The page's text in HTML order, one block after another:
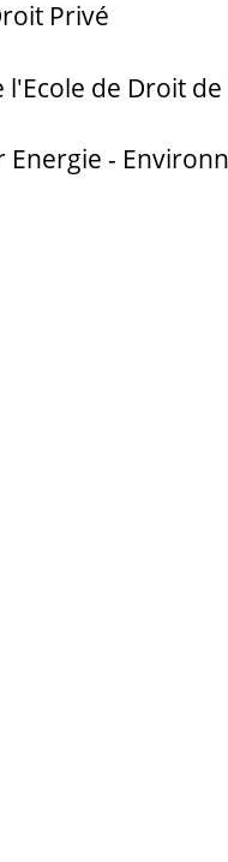
Privé
l'Ecole de Droit
Energie -